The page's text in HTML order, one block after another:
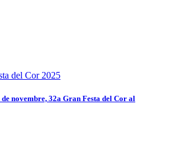
novembre, 32a Gran Festa del Cor al